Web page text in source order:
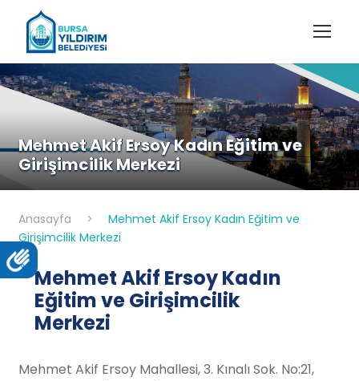
Mehmet Akif Ersoy Kadın Eğitim ve
Girişimcilik Merkezi
Anasayfa >
Mehmet Akif Ersoy Kadın Eğitim ve
Girişimcilik Merkezi
Mehmet Akif Ersoy Kadın
Eğitim ve Girişimcilik
Merkezi
Mehmet Akif Ersoy Mahallesi, 3. Kınalı Sok. No:21,